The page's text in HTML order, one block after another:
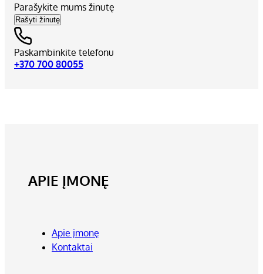
Parašykite mums žinutę
Rašyti žinutę
Paskambinkite telefonu
+370 700 80055
APIE ĮMONĘ
Apie įmonę
Kontaktai